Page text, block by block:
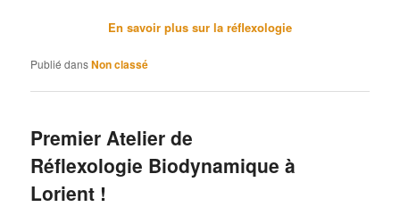
En savoir plus sur la réflexologie
Publié dansNon classé
Premier Atelier de
Réflexologie Biodynamique à
Lorient !